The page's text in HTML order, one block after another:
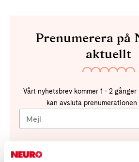
Prenumerera på
aktuellt
Vårt nyhetsbrev kommer 1 - 2
kan avsluta prenumerationen
godkänner jag att mina uppgifter